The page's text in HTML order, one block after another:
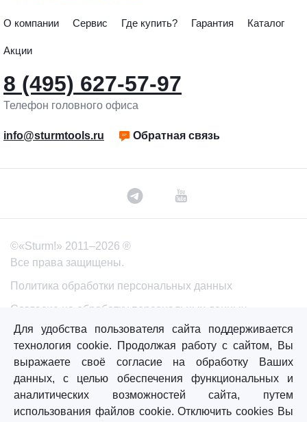
О компании Сервис Где купить? Гарантия Каталог
Акции
8 (495) 627-57-97
Телефон головного офиса
info@sturmtools.ru Обратная связь
©«Sturm!» 2011–2026 ®
Все права защищены.
Политика обработки персональных данных
Согласие на обработку персональных данных
Главная Каталог Сравнение Избранное
Для удобства пользователя сайта поддерживается
технология cookie. Продолжая работу с сайтом, Вы
выражаете своё согласие на обработку Ваших
данных, с целью обеспечения функциональных и
аналитических возможностей сайта, путем
использования файлов cookie. Отключить cookies Вы